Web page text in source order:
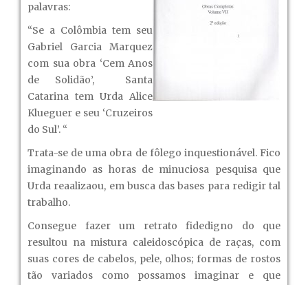
palavras:
“Se a Colômbia tem seu
Gabriel Garcia Marquez
com sua obra ‘Cem Anos
de Solidão’, Santa
Catarina tem Urda Alice
Klueguer e seu ‘Cruzeiros
do Sul’. “
Trata-se de uma obra de fôlego inquestionável. Fico
imaginando as horas de minuciosa pesquisa que
Urda reaalizaou, em busca das bases para redigir tal
trabalho.
Consegue fazer um retrato fidedigno do que
resultou na mistura caleidoscópica de raças, com
suas cores de cabelos, pele, olhos; formas de rostos
tão variados como possamos imaginar e que